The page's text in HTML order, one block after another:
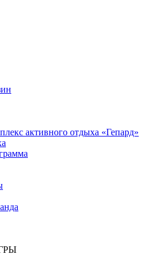
активного отдыха «Гепард»